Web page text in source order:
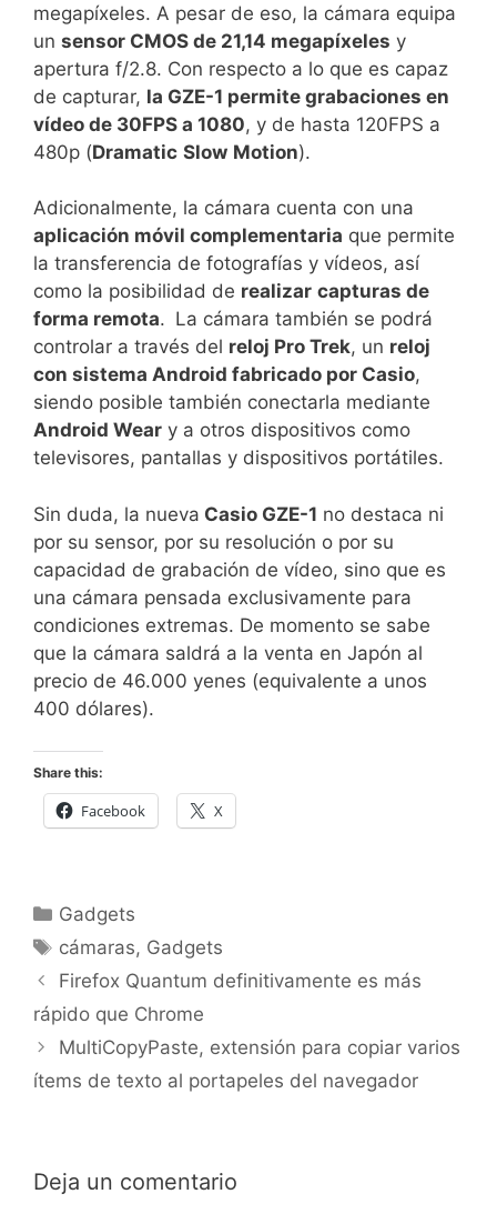
megapíxeles. A pesar de eso, la cámara equipa
un sensor CMOS de 21,14 megapíxeles y
apertura f/2.8. Con respecto a lo que es capaz
de capturar, la GZE-1 permite grabaciones en
vídeo de 30FPS a 1080, y de hasta 120FPS a
480p (Dramatic Slow Motion).
Adicionalmente, la cámara cuenta con una
aplicación móvil complementaria que permite
la transferencia de fotografías y vídeos, así
como la posibilidad de realizar capturas de
forma remota. La cámara también se podrá
controlar a través del reloj Pro Trek, un reloj
con sistema Android fabricado por Casio,
siendo posible también conectarla mediante
Android Wear y a otros dispositivos como
televisores, pantallas y dispositivos portátiles.
Sin duda, la nueva Casio GZE-1 no destaca ni
por su sensor, por su resolución o por su
capacidad de grabación de vídeo, sino que es
una cámara pensada exclusivamente para
condiciones extremas. De momento se sabe
que la cámara saldrá a la venta en Japón al
precio de 46.000 yenes (equivalente a unos
400 dólares).
Share this:
Facebook X
Categorías
Gadgets
Etiquetas
cámaras, Gadgets
Firefox Quantum definitivamente es más
rápido que Chrome
MultiCopyPaste, extensión para copiar varios
ítems de texto al portapeles del navegador
Deja un comentario